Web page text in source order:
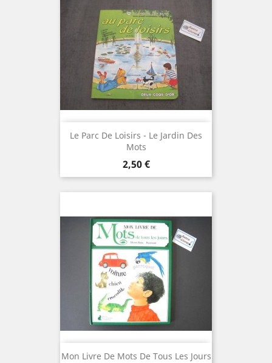
Le Parc De Loisirs - Le Jardin Des
Mots
Prix
2,50 €
Mon Livre De Mots De Tous Les Jours